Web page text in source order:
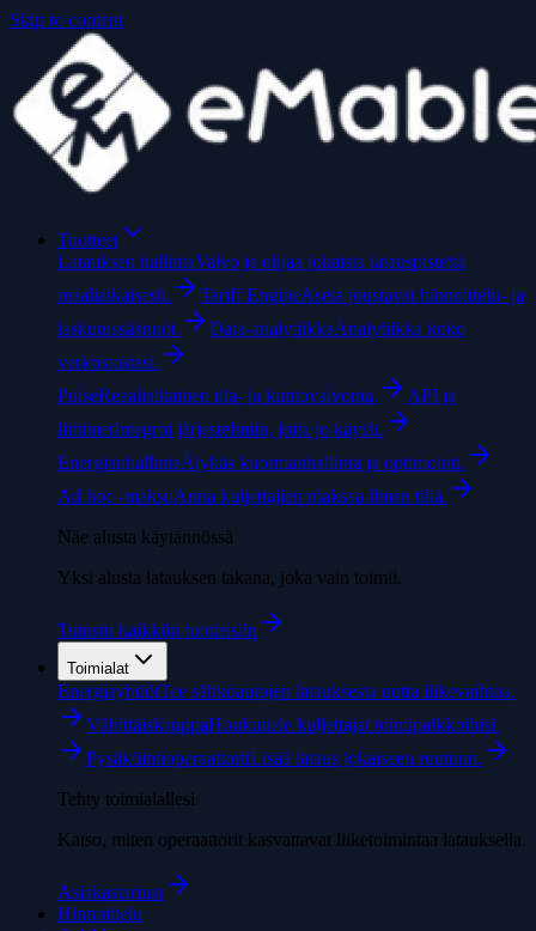
Skip to content
Tuotteet
Latauksen hallintaValvo ja ohjaa jokaista latauspistettä
reaaliaikaisesti.
Tariff EngineAseta joustavat hinnoittelu- ja
laskutussäännöt.
Data-analytiikkaAnalytiikka koko
verkostostasi.
PulseReaaliaikainen tila- ja kuntovalvonta.
API ja
liittimetIntegroi järjestelmiin, joita jo käytät.
EnergianhallintaÄlykäs kuormanhallinta ja optimointi.
Ad hoc -maksuAnna kuljettajien maksaa ilman tiliä.
Näe alusta käytännössä
Yksi alusta latauksen takana, joka vain toimii.
Tutustu kaikkiin tuotteisiin
Toimialat
EnergiayhtiötTee sähköautojen latauksesta uutta liikevaihtoa.
VähittäiskauppaHoukuttele kuljettajat toimipaikkoihisi.
PysäköintioperaattoritLisää lataus jokaiseen ruutuun.
Tehty toimialallesi
Katso, miten operaattorit kasvattavat liiketoimintaa latauksella.
Asiakastarinat
Hinnoittelu